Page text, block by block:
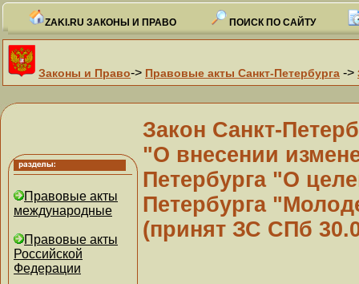
ZAKI.RU ЗАКОНЫ И ПРАВО ПОИСК ПО САЙТУ
Законы и Право-> Правовые акты Санкт-Петербурга ->
Правовые акты
международные
Правовые акты
Российской
Федерации
Закон Санкт-
"О внесении
Петербурга "О
Петербурга
(принят ЗС СПб